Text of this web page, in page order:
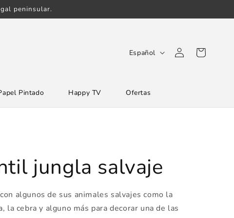
peninsular.
Pintado Happy TV Ofertas
o
m
Español
Iniciar
sesión
Carrito
jungla salvaje
algunos de sus animales salvajes como la
la cebra y alguno más para decorar una de las